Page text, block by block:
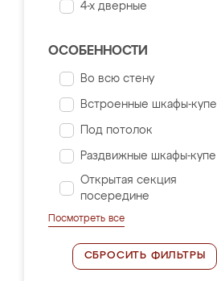
4-х дверные
ОСОБЕННОСТИ
Во всю стену
Встроенные шкафы-купе
Под потолок
Раздвижные шкафы-купе
Открытая секция
посередине
Посмотреть все
СБРОСИТЬ ФИЛЬТРЫ